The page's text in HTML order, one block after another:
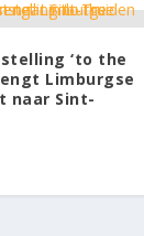
‘to the
Limburgse
naar Sint-